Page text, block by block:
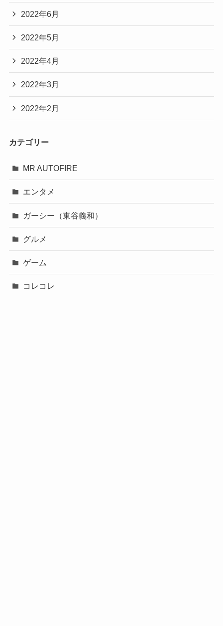
2022年6月
2022年5月
2022年4月
2022年3月
2022年2月
カテゴリー
MR AUTOFIRE
エンタメ
ガーシー（東谷義和）
グルメ
ゲーム
コレコレ